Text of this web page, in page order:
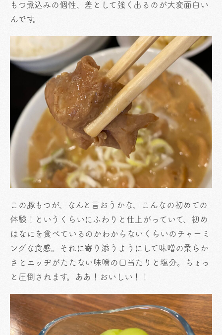
もつ煮込みの個性、差として強く出るのが大変面白い
んです。
この豚もつが、なんと言おうかな、こんなの初めての
体験！というくらいにふわりと仕上がっていて、初め
はなにを食べているのかわからないくらいのチャーミ
ングな食感。それに寄り添うようにして味噌の柔らか
さとエッヂがたたない味噌の口当たりと塩分。ちょっ
と圧倒されます。ああ！おいしい！！